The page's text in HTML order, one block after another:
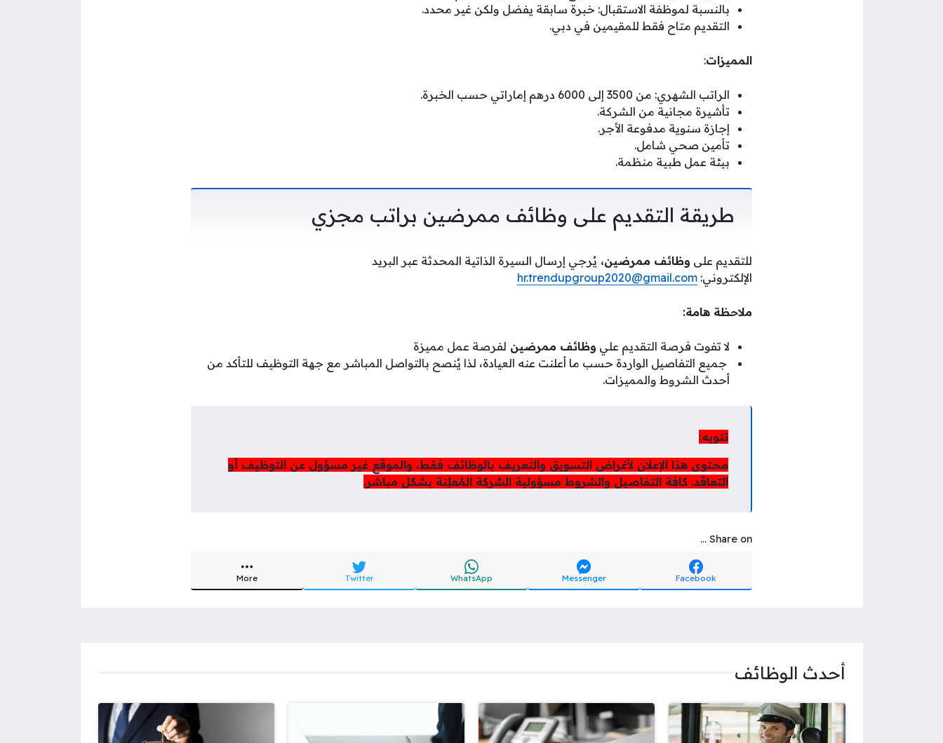
بالنسبة لموظفة الاستقبال: خبرة سابقة يفضل ولكن غير محدد.
التقديم متاح فقط للمقيمين في دبي.
المميزات:
الراتب الشهري: من 3500 إلى 6000 درهم إماراتي حسب الخبرة.
تأشيرة مجانية من الشركة.
إجازة سنوية مدفوعة الأجر.
تأمين صحي شامل.
بيئة عمل طبية منظمة.
طريقة التقديم على وظائف ممرضين براتب مجزي
للتقديم على وظائف ممرضين، يُرجي إرسال السيرة الذاتية المحدثة عبر البريد
الإلكتروني: hr.trendupgroup2020@gmail.com
ملاحظة هامة:
لا تفوت فرصة التقديم علي وظائف ممرضين لفرصة عمل مميزة
جميع التفاصيل الواردة حسب ما أعلنت عنه العيادة، لذا يُنصح بالتواصل المباشر مع جهة التوظيف للتأكد من
أحدث الشروط والمميزات.
تنويه:
محتوى هذا الإعلان لأغراض التسويق والتعريف بالوظائف فقط، والموقع غير مسؤول عن التوظيف أو
التعاقد. كافة التفاصيل والشروط مسؤولية الشركة المُعلِنة بشكل مباشر.
Share on ...
Facebook
Messenger
WhatsApp
Twitter
More
أحدث الوظائف